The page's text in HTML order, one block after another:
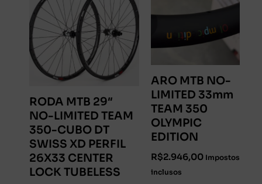
RODA MTB 29″
NO-LIMITED TEAM
350-CUBO DT
SWISS XD PERFIL
26X33 CENTER
LOCK TUBELESS
ARO MTB NO-
LIMITED 33mm
TEAM 350
OLYMPIC
EDITION
R$2.946,00 Impostos
inclusos